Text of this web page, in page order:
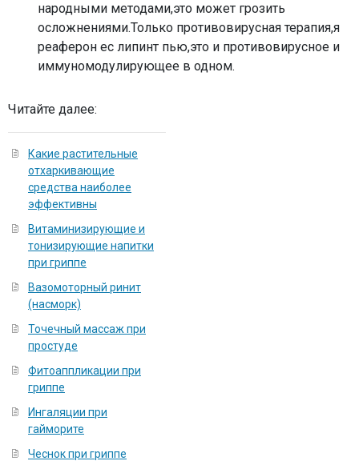
народными методами,это может грозить
осложнениями.Только противовирусная терапия,я
реаферон ес липинт пью,это и противовирусное и
иммуномодулирующее в одном.
Читайте далее:
Какие растительные
отхаркивающие
средства наиболее
эффективны
Витаминизирующие и
тонизирующие напитки
при гриппе
Вазомоторный ринит
(насморк)
Точечный массаж при
простуде
Фитоаппликации при
гриппе
Ингаляции при
гайморите
Чеснок при гриппе